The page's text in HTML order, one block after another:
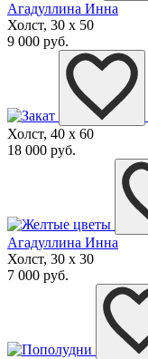
Агадуллина Инна
Холст, 30 x 50
9 000 руб.
Холст, 40 x 60
18 000 руб.
Агадуллина Инна
Холст, 30 x 30
7 000 руб.